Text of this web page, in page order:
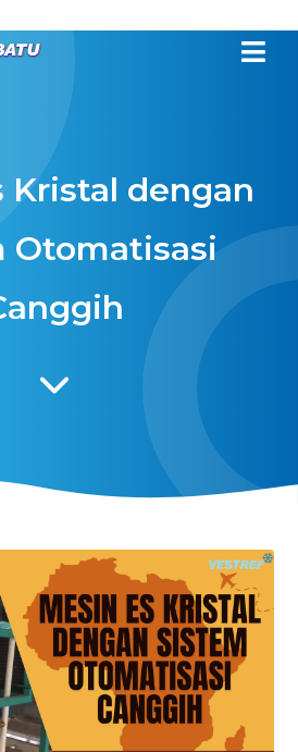
Kristal dengan
Otomatisasi